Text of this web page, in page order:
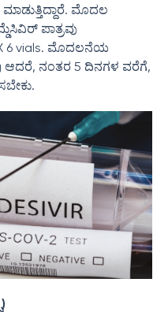
ಮೊದಲ
ಪಾತ್ರವು
X 6 vials. ಮೊದಲನೆಯ
ಆದರೆ, ನಂತರ 5 ದಿನಗಳ ವರೆಗೆ,